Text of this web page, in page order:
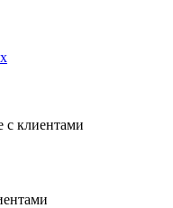
с клиентами